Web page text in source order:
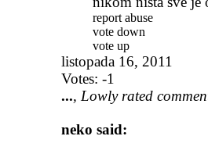
report abuse
vote down
vote up
listopada 16, 2011
Votes: -1
..., Lowly rated
neko said: